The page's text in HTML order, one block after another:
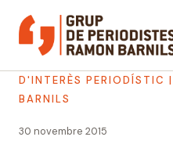
contingut
D'INTERÈS PERIODÍSTIC |
BARNILS
30 novembre 2015